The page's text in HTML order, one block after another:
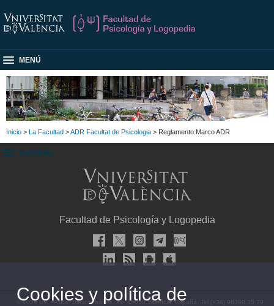
MENÚ
Inicio > La Facultad >ADR Facultat de Psicologia > Reglamento Marco ADR
SUBMENU
Facultad de Psicología y Logopedia
© 2026 UV. - Avda. Blasco Ibáñez, 21. 46010 Valencia. España. Tel (+34) 96398 35 79
Cookies y política de